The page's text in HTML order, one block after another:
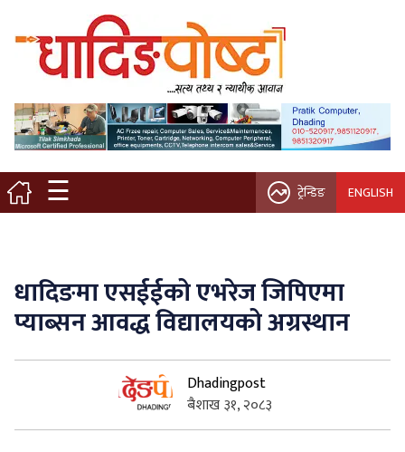
☰
मुख्य पृष्ठ
स्थानीय समाचार
विचार / ब्लग
नगर/गाउँ पालिका
कृषि/सहकारी
साहित्य / संस्कृति
सुचनाहरु
ट्रेन्डिङ ENGLISH
धादिङमा एसईईको एभरेज जिपिएमा
प्याब्सन आवद्ध विद्यालयको अग्रस्थान
Dhadingpost
बैशाख ३१, २०८३